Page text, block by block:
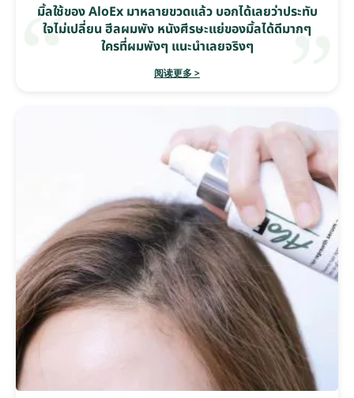
มิ้ลใช้ของ AloEx มาหลายขวดแล้ว บอกได้เลยว่าประทับ
ใจไม่เปลี่ยน ฮีลผมพัง หนังศีรษะแย่ของมิ้ลได้ดีมากๆ
ใครที่ผมพังๆ แนะนำเลยจริงๆ
阅读更多 >